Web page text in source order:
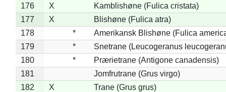
176
X
Kamblishøne (Fulica cristata)
177
X
Blishøne (Fulica atra)
178
*
Amerikansk Blishøne (Fulica
179
*
Snetrane (Leucogeranus
180
*
Prærietrane (Antigone canadensis)
181
Jomfrutrane (Grus virgo)
182
X
Trane (Grus grus)